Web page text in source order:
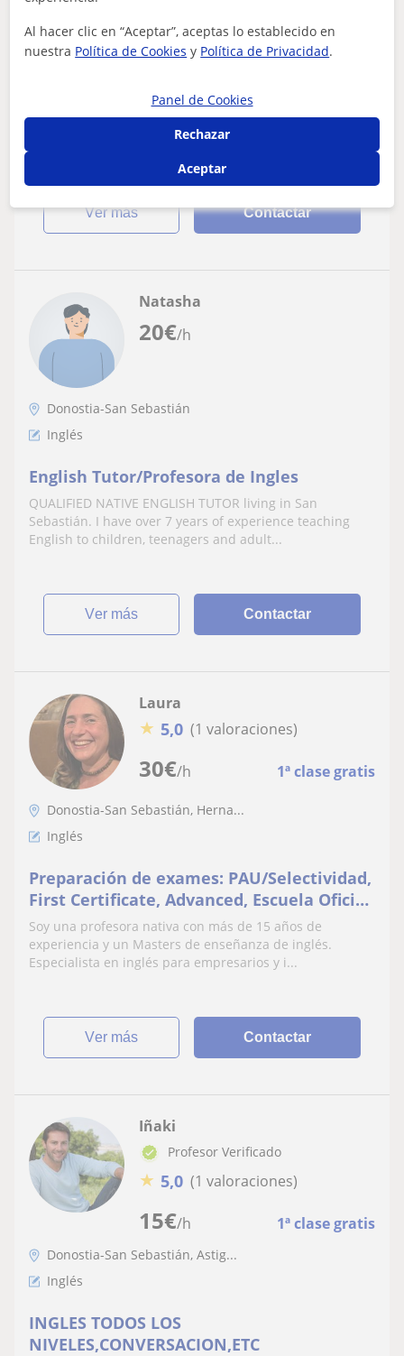
English lessons & B2-C1-C2 exam
certified teacher
⬤ Profesor de inglés con certificado Cambridge
Proficiency (C2) - grade A ⬤ +10 años de experiencia ⬤
Enseñanza a domicilio y personalizad...
ver más Contactar
20€/h
Natasha
Donostia-San Sebastián
Inglés
English Tutor/Profesora de Ingles
QUALIFIED NATIVE ENGLISH TUTOR living in San
Sebastián. I have over 7 years of experience teaching
English to children, teenagers and adult...
ver más Contactar
30€/h 1ª clase gratis
Laura
★ 5,0 (1 valoraciones)
Donostia-San Sebastián, Herna...
Inglés
Preparación de exames: PAU/Selectividad,
First Certificate, Advanced, Escuela Oficial
de Idiomas
Soy una profesora nativa con más de 15 años de
experiencia y un Masters de enseñanza de inglés.
Especialista en inglés para empresarios y i...
ver más Contactar
15€/h 1ª clase gratis
Iñaki
Profesor Verificado
★ 5,0 (1 valoraciones)
Donostia-San Sebastián, Astig...
Inglés
INGLES TODOS LOS
NIVELES,CONVERSACION,ETC
Al hacer clic en “Aceptar”, aceptas lo establecido en
nuestra Política de Cookies y Política de Privacidad.
Panel de Cookies
Rechazar
Aceptar